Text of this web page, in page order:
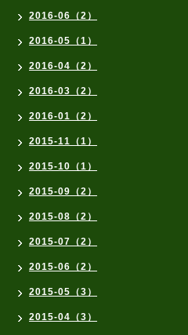
2016-06（2）
2016-05（1）
2016-04（2）
2016-03（2）
2016-01（2）
2015-11（1）
2015-10（1）
2015-09（2）
2015-08（2）
2015-07（2）
2015-06（2）
2015-05（3）
2015-04（3）